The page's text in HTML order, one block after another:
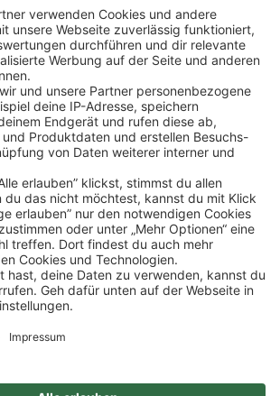
offenen Jobs zu sehen.
Privatsphäre-Einstellungen